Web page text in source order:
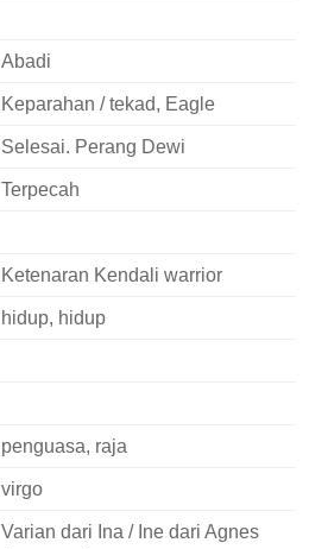
Abadi
Keparahan / tekad, Eagle
Selesai. Perang Dewi
Terpecah
Ketenaran Kendali warrior
hidup, hidup
penguasa, raja
virgo
Varian dari Ina / Ine dari Agnes